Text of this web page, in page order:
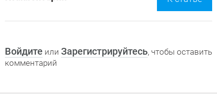
Войдите или Зарегистрируйтесь, чтобы оставить
комментарий